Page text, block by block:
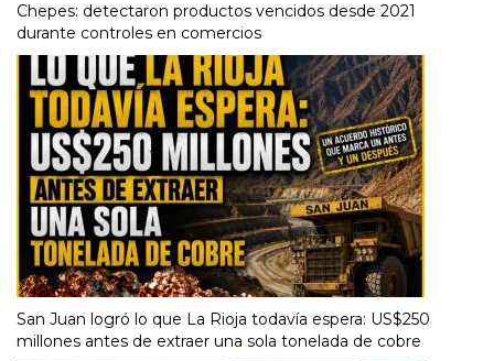
Chepes: detectaron productos vencidos desde 2021
durante controles en comercios
San Juan logró lo que La Rioja todavía espera: US$250
millones antes de extraer una sola tonelada de cobre